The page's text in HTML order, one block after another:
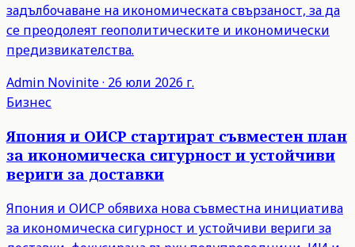
задълбочаване на икономическата свързаност, за да
се преодолеят геополитическите и икономически
предизвикателства.
Admin Novinite· 26 юли 2026 г.
Бизнес
Япония и ОИСР стартират съвместен план
за икономическа сигурност и устойчиви
вериги за доставки
Япония и ОИСР обявиха нова съвместна инициатива
за икономическа сигурност и устойчиви вериги за